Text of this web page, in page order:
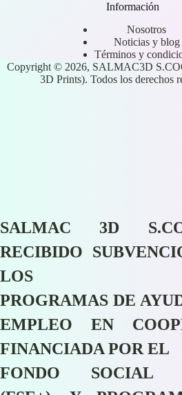
Información
Nosotros
Noticias y blog
Términos y
Copyright © 2026, SALMAC3D
3D Prints). Todos los derechos
SALMAC 3D
RECIBIDO
LOS
PROGRAMAS DE
EMPLEO EN
FINANCIADA POR EL
FONDO SOCIAL